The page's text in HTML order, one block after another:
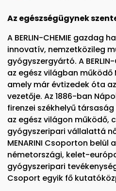
Az egészségügynek
A BERLIN-CHEMIE gazdag
innovatív, nemzetközileg
gyógyszergyártó. A
az egész világban működő
amely már évtizedek óta
vezetője. Az 1886-ban
firenzei székhelyű
az egész világon működő,
gyógyszeripari vállalattá
MENARINI Csoporton belül a
németországi, kelet-
gyógyszeripari
Csoport egyik fő